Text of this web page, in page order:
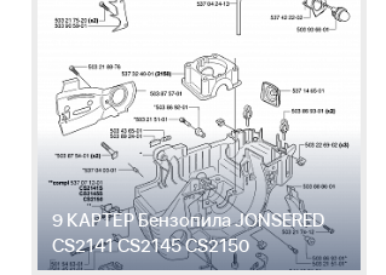
9 КАРТЕР Бензопила JONSERED
CS2141 CS2145 CS2150